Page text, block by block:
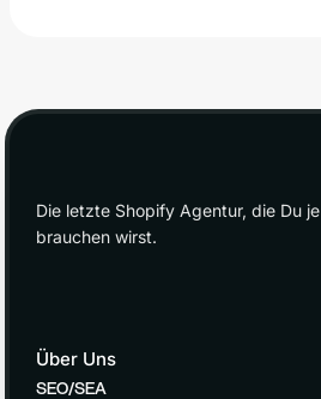
Die letzte Shopify Agentur, die Du je
brauchen wirst.
Über Uns
SEO/SEA